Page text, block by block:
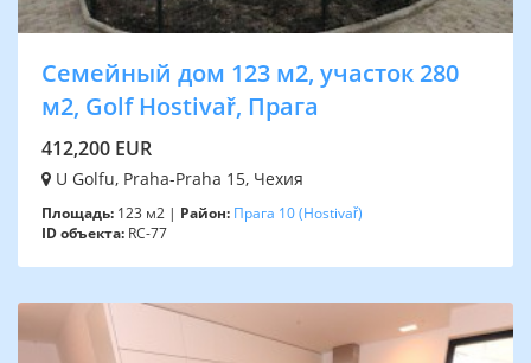
Семейный дом 123 м2, участок 280
м2, Golf Hostivař, Прага
412,200 EUR
U Golfu, Praha-Praha 15, Чехия
Площадь: 123 м2 | Район: Прага 10(Hostivař)
ID объекта: RC-77